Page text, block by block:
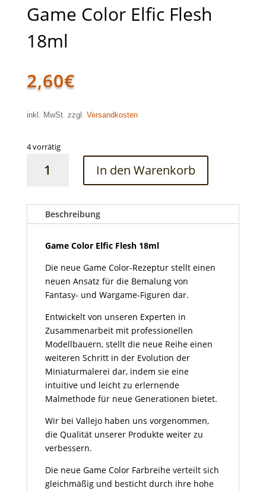
Game Color Elfic Flesh
18ml
2,60€
inkl. MwSt. zzgl. Versandkosten
4 vorrätig
Color
18ml
In den Warenkorb
Beschreibung
Game Color Elfic Flesh 18ml
Die neue Game Color-Rezeptur stellt einen
neuen Ansatz für die Bemalung von
Fantasy- und Wargame-Figuren dar.
Entwickelt von unseren Experten in
Zusammenarbeit mit professionellen
Modellbauern, stellt die neue Reihe einen
weiteren Schritt in der Evolution der
Miniaturmalerei dar, indem sie eine
intuitive und leicht zu erlernende
Malmethode für neue Generationen bietet.
Wir bei Vallejo haben uns vorgenommen,
die Qualität unserer Produkte weiter zu
verbessern.
Die neue Game Color Farbreihe verteilt sich
gleichmäßig und besticht durch ihre hohe